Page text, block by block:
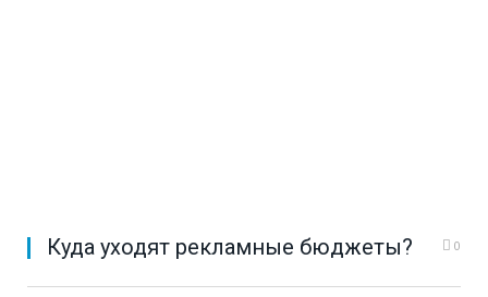
Куда уходят рекламные бюджеты? 0